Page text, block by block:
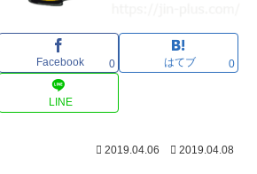
Facebook 0 はてブ 0
LINE
2019.04.06 2019.04.08